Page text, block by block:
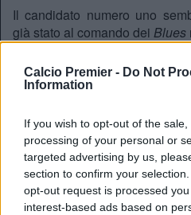
Calcio Premier - Do Not
Information
If you wish to opt-out of the
processing of your personal or
targeted advertising by us,
section to confirm your
opt-out request is processed
interest-based ads based on
Il candidato numero uno
già stato al comando dei Blues
, il tecnico
la panchina, ma vorrebbe per
per l’attacco:
sarebbero già pronti 30 milioni
REDAZIONE
Twitter @Calciopremier